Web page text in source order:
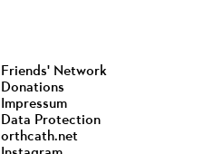
Friends' Network
Donations
Impressum
Data Protection
orthcath.net